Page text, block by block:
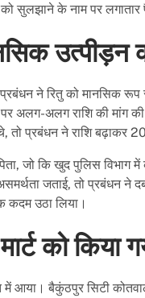
सुलझाने के नाम पर
उत्पीड़न
प्रबंधन ने रितु को मानसिक
अलग-अलग राशि की मांग
तो प्रबंधन ने राशि बढ़ाकर
जो कि खुद पुलिस विभाग
जताई, तो प्रबंधन ने
कदम उठा लिया।
को किया
आया। बैकुंठपुर सिटी